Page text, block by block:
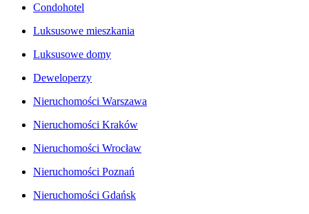
Condohotel
Luksusowe mieszkania
Luksusowe domy
Deweloperzy
Nieruchomości Warszawa
Nieruchomości Kraków
Nieruchomości Wrocław
Nieruchomości Poznań
Nieruchomości Gdańsk